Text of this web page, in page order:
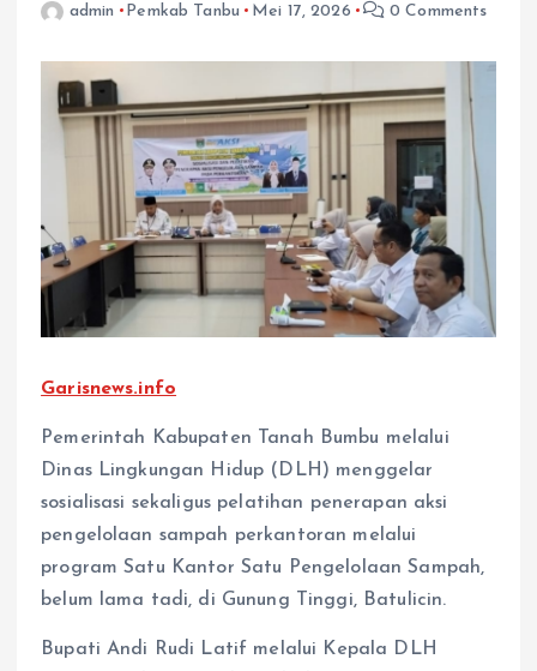
admin Pemkab Tanbu Mei 17, 2026 0 Comments
Garisnews.info
Pemerintah Kabupaten Tanah Bumbu melalui
Dinas Lingkungan Hidup (DLH) menggelar
sosialisasi sekaligus pelatihan penerapan aksi
pengelolaan sampah perkantoran melalui
program Satu Kantor Satu Pengelolaan Sampah,
belum lama tadi, di Gunung Tinggi, Batulicin.
Bupati Andi Rudi Latif melalui Kepala DLH